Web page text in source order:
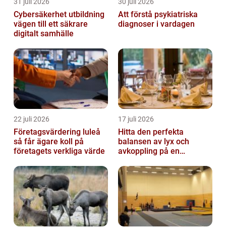
Cybersäkerhet utbildning
vägen till ett säkrare
digitalt samhälle
Att förstå psykiatriska
diagnoser i vardagen
22 juli 2026
Företagsvärdering luleå
så får ägare koll på
företagets verkliga värde
17 juli 2026
Hitta den perfekta
balansen av lyx och
avkoppling på en
Östermalm